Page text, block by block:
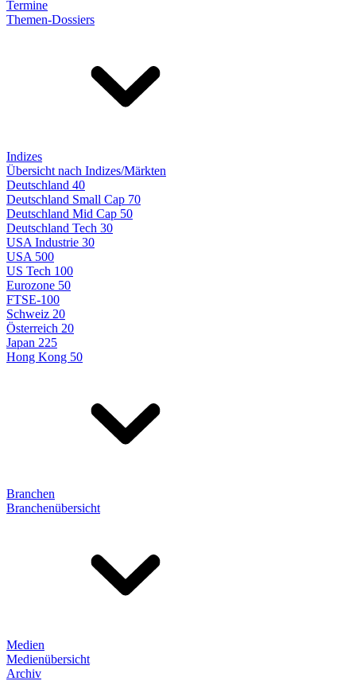
Termine
Themen-Dossiers
Indizes
Übersicht nach Indizes/Märkten
Deutschland 40
Deutschland Small Cap 70
Deutschland Mid Cap 50
Deutschland Tech 30
USA Industrie 30
USA 500
US Tech 100
Eurozone 50
FTSE-100
Schweiz 20
Österreich 20
Japan 225
Hong Kong 50
Branchen
Branchenübersicht
Medien
Medienübersicht
Archiv